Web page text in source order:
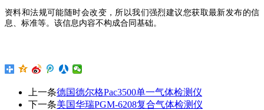
资料和法规可能随时会改变，所以我们强烈建议您获取最新发布的信
息、标准等。该信息内容不构成合同基础。
上一条德国德尔格Pac3500单一气体检测仪
下一条美国华瑞PGM-6208复合气体检测仪